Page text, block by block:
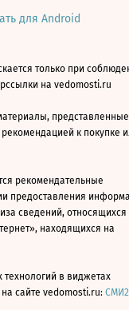
для Android
только при
на vedomosti.ru
к покупке
рекомендательные
предоставления
сведений, относящихся
находящихся на
в виджетах
сайте vedomosti.ru: СМИ2